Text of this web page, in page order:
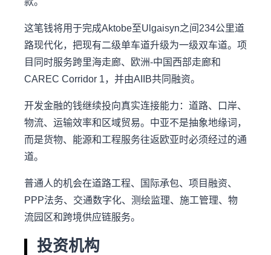
这笔钱将用于完成Aktobe至Ulgaisyn之间234公里道
路现代化，把现有二级单车道升级为一级双车道。项
目同时服务跨里海走廊、欧洲-中国西部走廊和
CAREC Corridor 1，并由AIIB共同融资。
开发金融的钱继续投向真实连接能力：道路、口岸、
物流、运输效率和区域贸易。中亚不是抽象地缘词，
而是货物、能源和工程服务往返欧亚时必须经过的通
道。
普通人的机会在道路工程、国际承包、项目融资、
PPP法务、交通数字化、测绘监理、施工管理、物
流园区和跨境供应链服务。
投资机构